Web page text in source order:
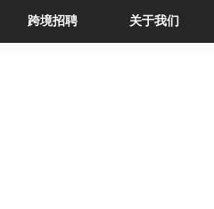
跨境招聘 关于我们